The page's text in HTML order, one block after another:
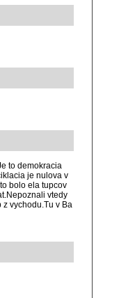
to demokracia
je nulova v
bolo ela tupcov
vtedy
z vychodu.Tu v Ba